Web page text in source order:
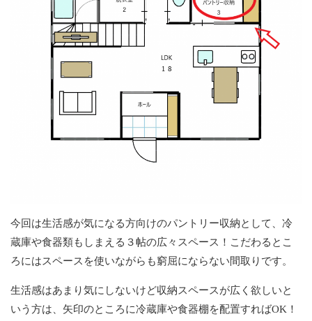
今回は生活感が気になる方向けのパントリー収納として、冷
蔵庫や食器類もしまえる３帖の広々スペース！こだわるとこ
ろにはスペースを使いながらも窮屈にならない間取りです。
生活感はあまり気にしないけど収納スペースが広く欲しいと
いう方は、矢印のところに冷蔵庫や食器棚を配置すればOK！